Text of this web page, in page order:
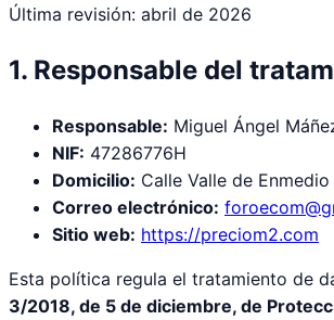
Última revisión: abril de 2026
1. Responsable del
Responsable: Miguel Ángel
NIF: 47286776H
Domicilio: Calle Valle de
Correo electrónico:
Sitio web: https://preciom2.com
Esta política regula el tratamiento de
3/2018, de 5 de diciembre, de